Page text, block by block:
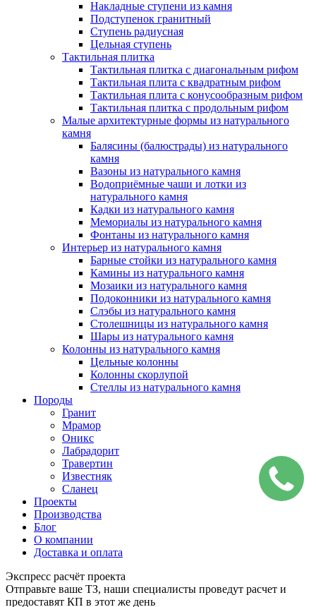
Накладные ступени из камня
Подступенок гранитный
Ступень радиусная
Цельная ступень
Тактильная плитка
Тактильная плитка с диагональным рифом
Тактильная плита с квадратным рифом
Тактильная плита с конусообразным рифом
Тактильная плитка с продольным рифом
Малые архитектурные формы из натурального
камня
Балясины (балюстрады) из натурального
камня
Вазоны из натурального камня
Водоприёмные чаши и лотки из
натурального камня
Кадки из натурального камня
Мемориалы из натурального камня
Фонтаны из натурального камня
Интерьер из натурального камня
Барные стойки из натурального камня
Камины из натурального камня
Мозаики из натурального камня
Подоконники из натурального камня
Слэбы из натурального камня
Столешницы из натурального камня
Шары из натурального камня
Колонны из натурального камня
Цельные колонны
Колонны скорлупой
Стеллы из натурального камня
Породы
Гранит
Мрамор
Оникс
Лабрадорит
Травертин
Известняк
Сланец
Проекты
Производства
Блог
О компании
Доставка и оплата
Экспресс расчёт проекта
Отправьте ваше ТЗ, наши специалисты проведут расчет и
предоставят КП в этот же день